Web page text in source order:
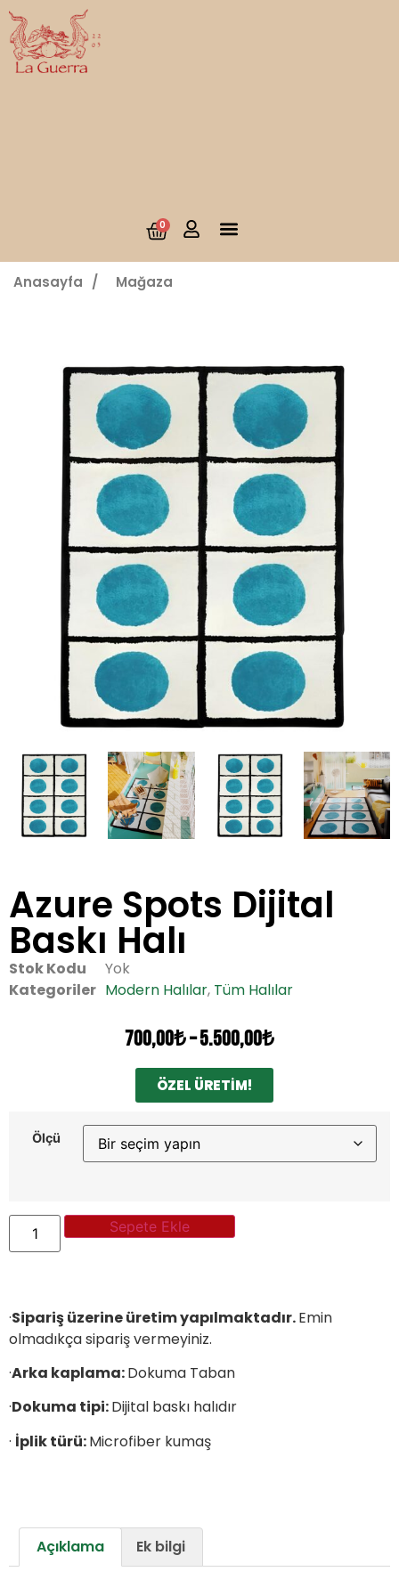
0
Anasayfa / Mağaza
Azure Spots Dijital
Baskı Halı
Stok Kodu
Yok
Kategoriler Modern Halılar, Tüm Halılar
700,00₺–5.500,00₺
ÖZEL ÜRETİM!
Ölçü
Sepete Ekle
·Sipariş üzerine üretim yapılmaktadır.Emin
olmadıkça sipariş vermeyiniz.
·Arka kaplama:Dokuma Taban
·Dokuma tipi:Dijital baskı halıdır
· İplik türü:Microfiber kumaş
Açıklama Ek bilgi